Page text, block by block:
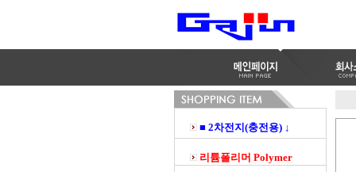
■ 2차전지(충전용) ↓
리튬폴리머 Polymer